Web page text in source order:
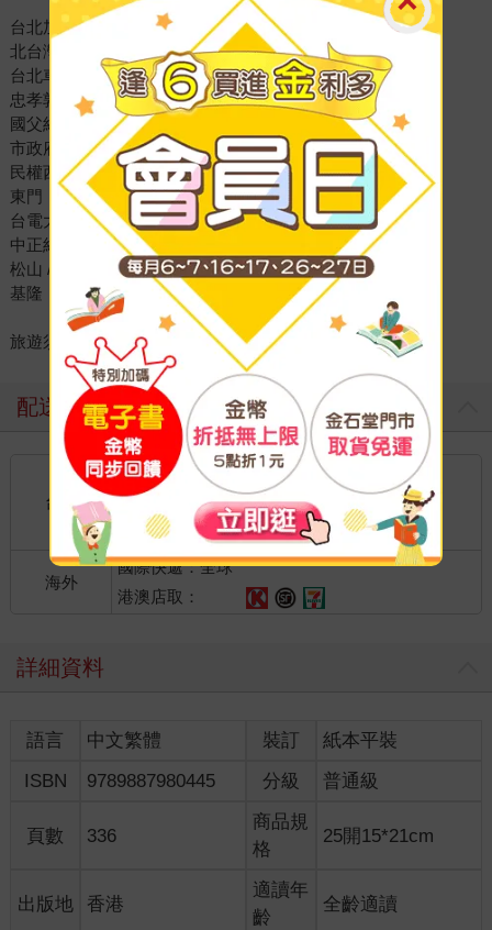
台北加遊版
北台灣Top 8人氣夜市
台北車站
忠孝敦化
國父紀念館
市政府 / 台北101世貿
民權西路 / 雙連
東門
台電大樓 / 公館
中正紀念堂 / 古亭
松山 / 南京三民
基隆
旅遊須知
配送方式
台灣
國內宅配：本島、離島
到店取貨：
不限金額免運費
海外
國際快遞：全球
港澳店取：
詳細資料
語言 中文繁體 裝訂
紙本平裝
ISBN
9789887980445 分級 普通級
頁數 336
商品規
格
25開15*21cm
出版地 香港
適讀年
齡
全齡適讀